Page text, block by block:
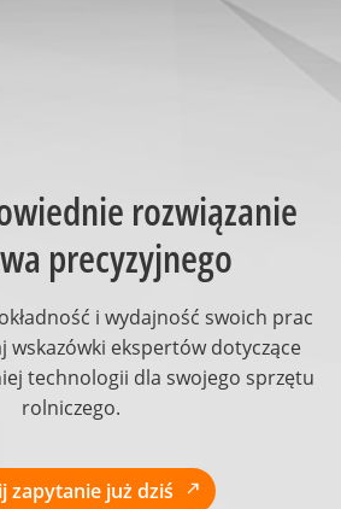
rozwiązanie
precyzyjnego
i wydajność swoich prac
wskazówki ekspertów dotyczące
technologii dla swojego sprzętu
rolniczego.
zapytanie już dziś